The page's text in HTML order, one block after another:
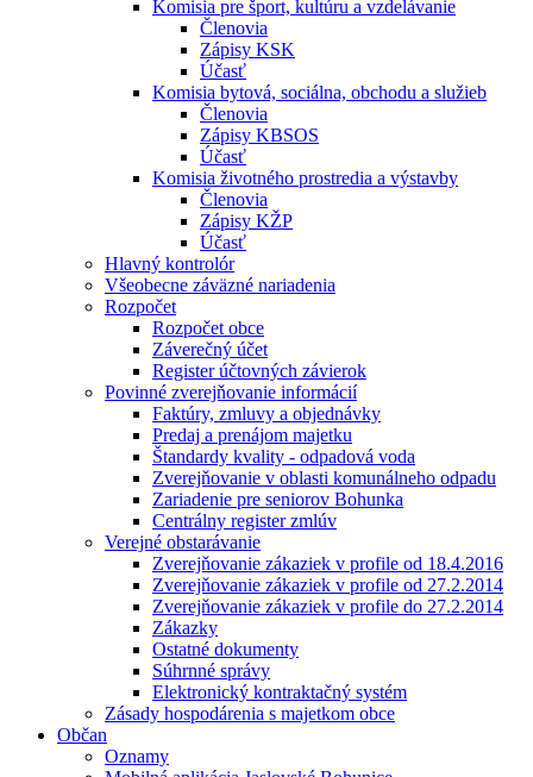
Komisia pre šport, kultúru a vzdelávanie
Členovia
Zápisy KSK
Účasť
Komisia bytová, sociálna, obchodu a služieb
Členovia
Zápisy KBSOS
Účasť
Komisia životného prostredia a výstavby
Členovia
Zápisy KŽP
Účasť
Hlavný kontrolór
Všeobecne záväzné nariadenia
Rozpočet
Rozpočet obce
Záverečný účet
Register účtovných závierok
Povinné zverejňovanie informácií
Faktúry, zmluvy a objednávky
Predaj a prenájom majetku
Štandardy kvality - odpadová voda
Zverejňovanie v oblasti komunálneho odpadu
Zariadenie pre seniorov Bohunka
Centrálny register zmlúv
Verejné obstarávanie
Zverejňovanie zákaziek v profile od 18.4.2016
Zverejňovanie zákaziek v profile od 27.2.2014
Zverejňovanie zákaziek v profile do 27.2.2014
Zákazky
Ostatné dokumenty
Súhrnné správy
Elektronický kontraktačný systém
Zásady hospodárenia s majetkom obce
Občan
Oznamy